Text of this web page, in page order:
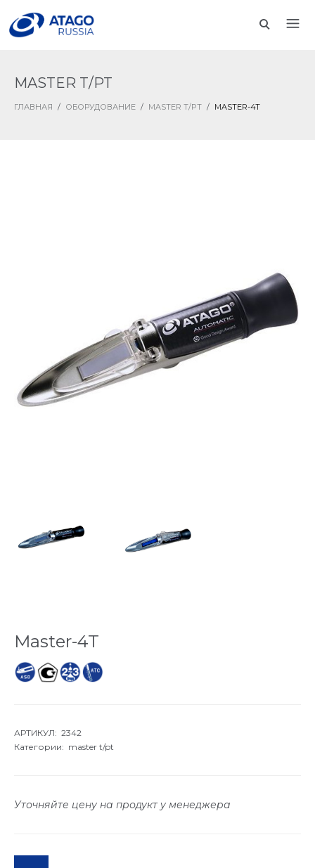
MASTER T/PT
ГЛАВНАЯ / ОБОРУДОВАНИЕ / MASTER T/PT / MASTER-4T
Master-4T
АРТИКУЛ: 2342
Категории: master t/pt
Уточняйте цену на продукт у менеджера